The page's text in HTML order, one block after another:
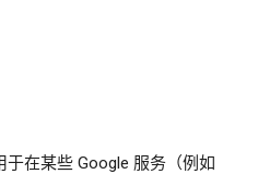
在某些 Google 服务（例如